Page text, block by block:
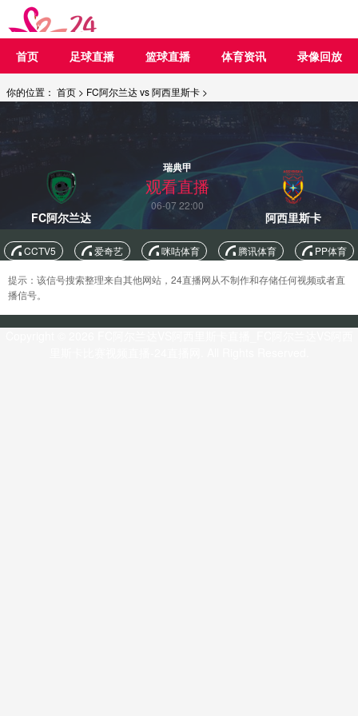
首页 足球直播 篮球直播 体育资讯 录像回放
你的位置： 首页 > FC阿尔兰达 vs 阿西里斯卡 >
FC阿尔兰达
瑞典甲
观看直播
06-07 22:00
阿西里斯卡
CCTV5 爱奇艺 咪咕体育 腾讯体育 PP体育
提示：该信号搜索整理来自其他网站，24直播网从不制作和存储任何视频或者直
播信号。